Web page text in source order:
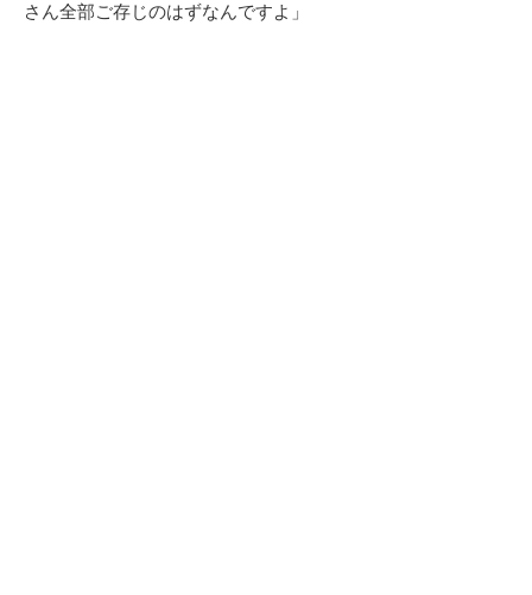
さん全部ご存じのはずなんですよ」